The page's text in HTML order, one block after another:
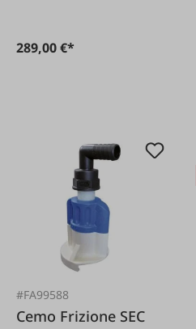
289,00 €*
#FA99588
Cemo Frizione SEC